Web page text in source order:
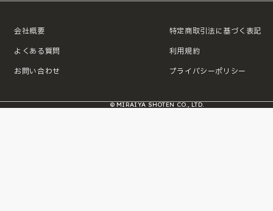
会社概要
よくある質問
お問い合わせ
特定商取引法に基づく表記
利用規約
プライバシーポリシー
© MIRAIYA SHOTEN CO., LTD.